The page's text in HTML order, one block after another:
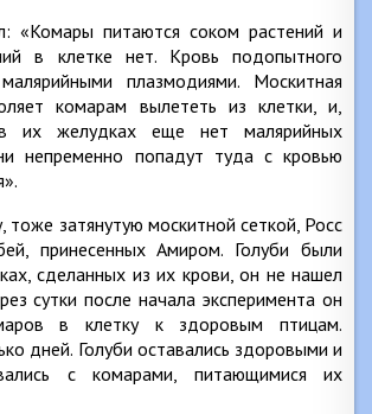
«Комары питаются соком растений и
в клетке нет. Кровь подопытного
плазмодиями. Москитная
комарам вылететь из клетки, и,
их желудках еще нет малярийных
непременно попадут туда с кровью
тоже затянутую москитной сеткой, Росс
принесенных Амиром. Голуби были
сделанных из их крови, он не нашел
сутки после начала эксперимента он
в клетку к здоровым птицам.
дней. Голуби оставались здоровыми и
с комарами, питающимися их